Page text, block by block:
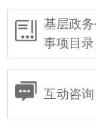
2019年
2018年
基层政
事项目录
互动咨询